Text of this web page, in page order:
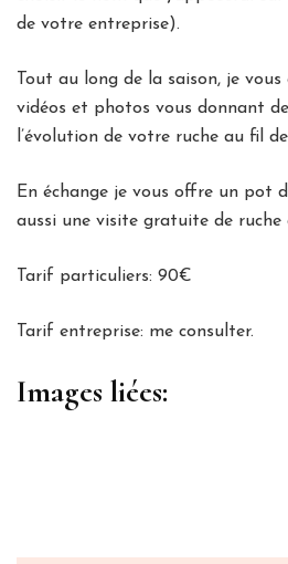
de votre entreprise).
Tout au long de la saison, je
vidéos et photos vous donnant
l’évolution de votre ruche au fil
En échange je vous offre un pot
aussi une visite gratuite de ruche
Tarif particuliers: 90€
Tarif entreprise: me consulter.
Images liées: